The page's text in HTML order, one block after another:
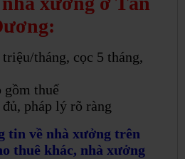
tháng, cọc 5 tháng,
gồm thuế
pháp lý rõ ràng
tin về nhà xưởng trên
thuê khác, nhà xưởng